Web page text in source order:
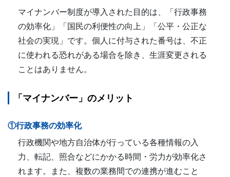
マイナンバー制度が導入された目的は、「行政事務
の効率化」「国民の利便性の向上」「公平・公正な
社会の実現」です。個人に付与された番号は、不正
に使われる恐れがある場合を除き、生涯変更される
ことはありません。
「マイナンバー」のメリット
①行政事務の効率化
行政機関や地方自治体が行っている各種情報の入
力、転記、照合などにかかる時間・労力が効率化さ
れます。また、複数の業務間での連携が進むこと